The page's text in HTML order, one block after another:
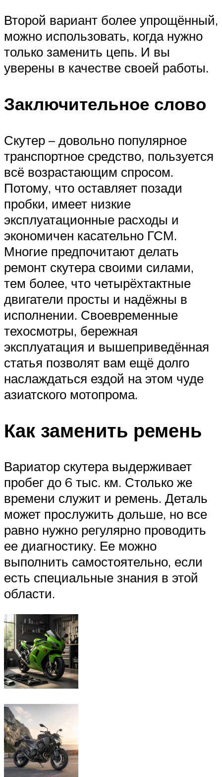
Второй вариант более упрощённый,
можно использовать, когда нужно
только заменить цепь. И вы
уверены в качестве своей работы.
Заключительное слово
Скутер – довольно популярное
транспортное средство, пользуется
всё возрастающим спросом.
Потому, что оставляет позади
пробки, имеет низкие
эксплуатационные расходы и
экономичен касательно ГСМ.
Многие предпочитают делать
ремонт скутера своими силами,
тем более, что четырёхтактные
двигатели просты и надёжны в
исполнении. Своевременные
техосмотры, бережная
эксплуатация и вышеприведённая
статья позволят вам ещё долго
наслаждаться ездой на этом чуде
азиатского мотопрома.
Как заменить ремень
Вариатор скутера выдерживает
пробег до 6 тыс. км. Столько же
времени служит и ремень. Деталь
может прослужить дольше, но все
равно нужно регулярно проводить
ее диагностику. Ее можно
выполнить самостоятельно, если
есть специальные знания в этой
области.